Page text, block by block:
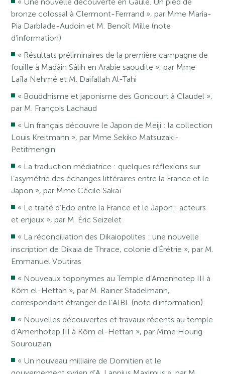
bronze colossal à Clermont-Ferrrand », par Mme Maria-
Pia Darblade-Audoin et M. Benoît Mille (note
d’information)
« Résultats préliminaires de la première campagne de
fouille à Madâin Sâlih en Arabie saoudite », par Mme
Laïla Nehmé et M. Daifallah Al-Tahi
« Bouddhisme et japonisme des Goncourt à Claudel »,
par M. François Lachaud
« Un français découvre le Japon de Meiji : la collection
Louis Kreitmann », par Mme Sekiko Matsuzaki-
Petitmengin
« La traduction médiatrice : quelques réflexions sur
l’asymétrie des échanges littéraires entre la France et le
Japon », par Mme Cécile Sakaï
« Le traité d’Edo entre la France et le Japon : acteurs
et enjeux », par M. Éric Seizelet
« La réconciliation des Dikaiopolites : une nouvelle
inscription de Dikaia de Thrace, colonie d’Érétrie », par M.
Emmanuel Voutiras
« Nouveaux toponymes au Temple d’Amenhotep III à
Kôm el-Hettan », par M. Rainer Stadelmann,
correspondant étranger de l’AIBL (note d’information)
« Nouvelles découvertes et travaux récents au temple
d’Amenhotep III à Kôm el-Hettan », par Mme Hourig
Sourouzian
« Un nouveau milliaire de Domitien et le